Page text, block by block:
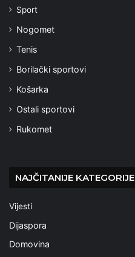
Sport
Nogomet
Tenis
Borilački sportovi
Košarka
Ostali sportovi
Rukomet
NAJČITANIJE KATEGORIJE
Vijesti
Dijaspora
Domovina